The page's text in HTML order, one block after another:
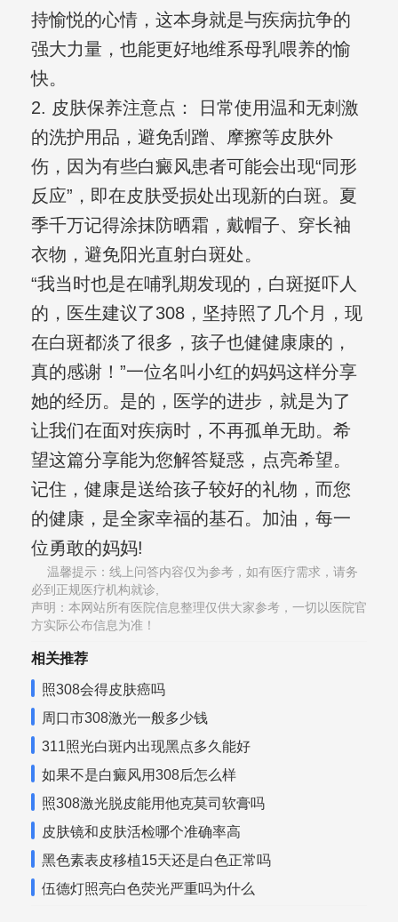
持愉悦的心情，这本身就是与疾病抗争的
强大力量，也能更好地维系母乳喂养的愉
快。
2. 皮肤保养注意点： 日常使用温和无刺激
的洗护用品，避免刮蹭、摩擦等皮肤外
伤，因为有些白癜风患者可能会出现“同形
反应”，即在皮肤受损处出现新的白斑。夏
季千万记得涂抹防晒霜，戴帽子、穿长袖
衣物，避免阳光直射白斑处。
“我当时也是在哺乳期发现的，白斑挺吓人
的，医生建议了308，坚持照了几个月，现
在白斑都淡了很多，孩子也健健康康的，
真的感谢！”一位名叫小红的妈妈这样分享
她的经历。是的，医学的进步，就是为了
让我们在面对疾病时，不再孤单无助。希
望这篇分享能为您解答疑惑，点亮希望。
记住，健康是送给孩子较好的礼物，而您
的健康，是全家幸福的基石。加油，每一
位勇敢的妈妈!
温馨提示：线上问答内容仅为参考，如有医疗需求，请务
必到正规医疗机构就诊,
声明：本网站所有医院信息整理仅供大家参考，一切以医院官
方实际公布信息为准！
相关推荐
照308会得皮肤癌吗
周口市308激光一般多少钱
311照光白斑内出现黑点多久能好
如果不是白癜风用308后怎么样
照308激光脱皮能用他克莫司软膏吗
皮肤镜和皮肤活检哪个准确率高
黑色素表皮移植15天还是白色正常吗
伍德灯照亮白色荧光严重吗为什么